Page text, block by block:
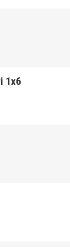
1x6